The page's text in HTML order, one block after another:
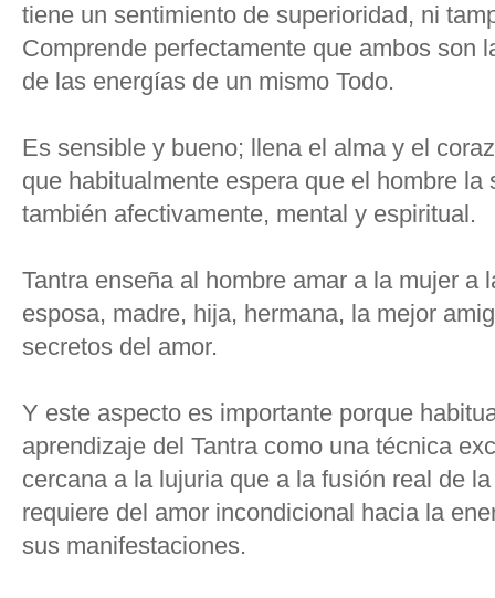
tiene un sentimiento de superioridad, ni
Comprende perfectamente que ambos son
de las energías de un mismo Todo.
Es sensible y bueno; llena el alma y el
que habitualmente espera que el hombre
también afectivamente, mental y espiritual.
Tantra enseña al hombre amar a la mujer a
esposa, madre, hija, hermana, la mejor
secretos del amor.
Y este aspecto es importante porque
aprendizaje del Tantra como una técnica
cercana a la lujuria que a la fusión real de
requiere del amor incondicional hacia la
sus manifestaciones.